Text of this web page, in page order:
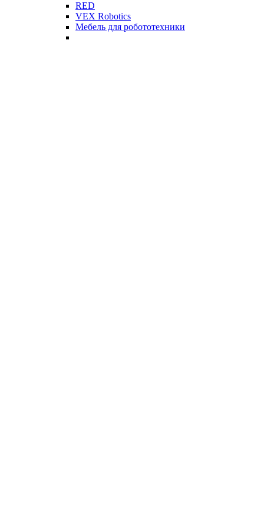
RED
VEX Robotics
Мебель для робототехники